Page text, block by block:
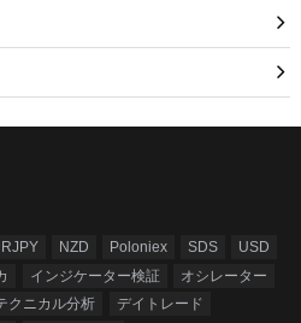
NZD Poloniex SDS
USD
インジケーター検証
オシレーター
クニカル分析
デイトレード